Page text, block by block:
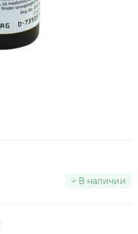
В наличии